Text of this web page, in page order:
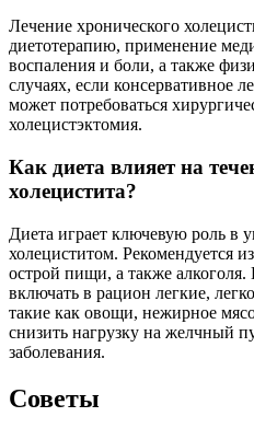
Лечение хронического
диетотерапию, применение
воспаления и боли, а также
случаях, если консервативное
может потребоваться
холецистэктомия.
Как диета влияет на
холецистита?
Диета играет ключевую роль в
холециститом. Рекомендуется
острой пищи, а также алкоголя.
включать в рацион легкие,
такие как овощи, нежирное
снизить нагрузку на желчный
заболевания.
Советы